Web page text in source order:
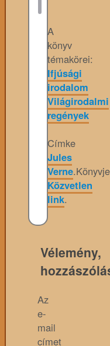
A
könyv
témakörei:
Ifjúsági
irodalom
Világirodalmi
regények
Címke
Jules
Verne.
Közvetlen
link.
Vélemény,
Az
e-
mail
címet